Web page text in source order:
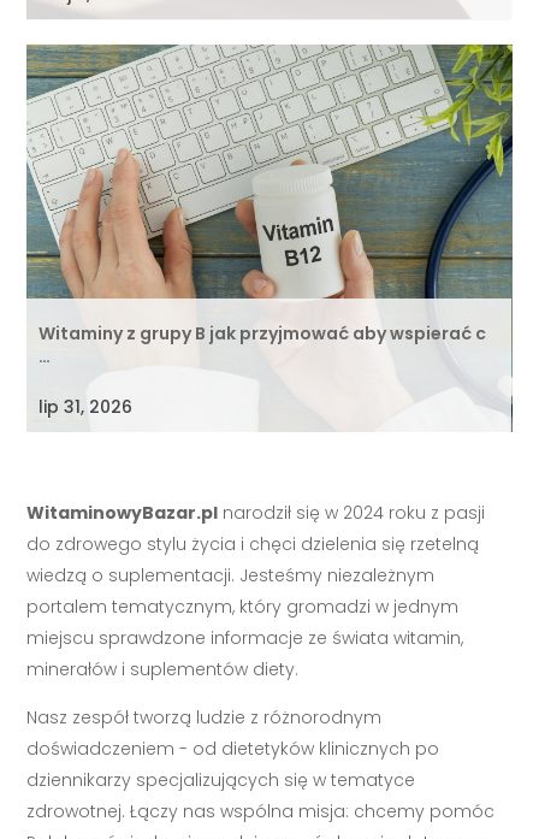
Witaminy z grupy B jak przyjmować aby wspierać c
…
lip 31, 2026
WitaminowyBazar.pl narodził się w 2024 roku z pasji
do zdrowego stylu życia i chęci dzielenia się rzetelną
wiedzą o suplementacji. Jesteśmy niezależnym
portalem tematycznym, który gromadzi w jednym
miejscu sprawdzone informacje ze świata witamin,
minerałów i suplementów diety.
Nasz zespół tworzą ludzie z różnorodnym
doświadczeniem - od dietetyków klinicznych po
dziennikarzy specjalizujących się w tematyce
zdrowotnej. Łączy nas wspólna misja: chcemy pomóc